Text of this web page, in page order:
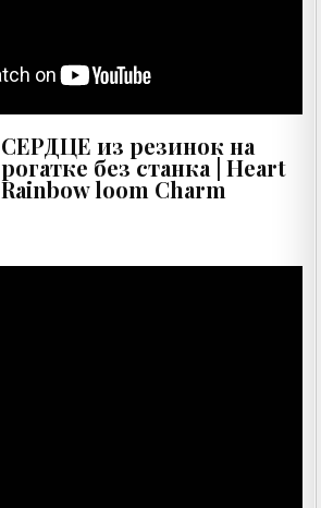
СЕРДЦЕ из резинок на
рогатке без станка | Heart
Rainbow loom Charm